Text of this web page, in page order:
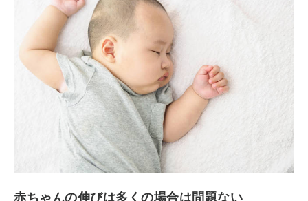
赤ちゃんの伸びは多くの場合は問題ない